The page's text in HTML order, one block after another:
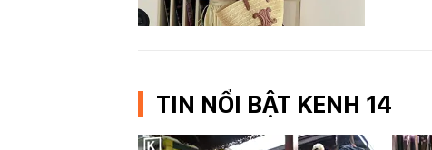
TIN NỔI BẬT KENH 14